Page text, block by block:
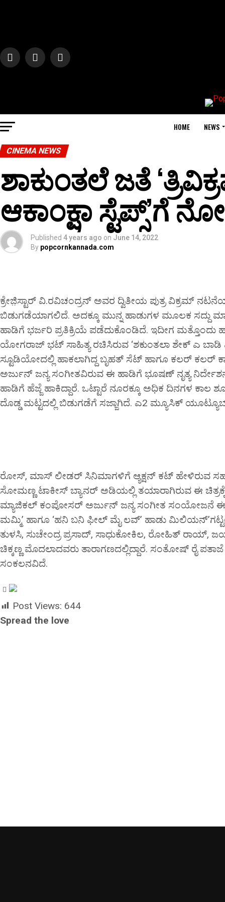
HOME NEWS
CINEMA NEWS
ಶಾಕುಂತಲೆ ಜತೆ
ಆಕಾಂಕ್ಷಾ ಸ್ಟೆಪ್ಸ್’ಗೆ
Published 4 years ago on June 14, 2022
By popcornkannada.com
ಕ್ರೇಜಿ಼ಸ್ಟಾರ್ ವಿ.ರವಿಚಂದ್ರನ್ ಅವರ ದ್ವಿತೀಯ ಪುತ್ರ ವಿಕ್ರಮ್
ಬಿಡುಗಡೆಯಾಗಲಿದೆ. ಅದಕ್ಕೂ ಮುನ್ನ ಹಾಡುಗಳ ಮೂಲಕ ಸದ್ದು
ಹಾಡಿಗೆ ಭರ್ಜರಿ ಪ್ರತಿಕ್ರಿಯೆ ಪಡೆದುಕೊಂಡಿದೆ. ಇದೀಗ ಮತ್ತೊಂದು
ಯೋಗರಾಜ್ ಭಟ್ ಸಾಹಿತ್ಯ ರಚಿಸಿರುವ ‘ಶಕುಂತಲಾ ಶೇಕ್ ಎ
ಸ್ಟೂಡಿಯೋದಲ್ಲಿ ಹಾಕಲಾಗಿದ್ದ ಬೃಹತ್ ಸೆಟ್ ಹಾಗೂ ಕಲರ್ ಕಲರ್
ಅರ್ಜುನ್ ಜನ್ಯ ಸಂಗೀತವಿರುವ ಈ ಹಾಡಿಗೆ ಭೂಷಣ್ ನೃತ್ಯ
ಹಾಡಿಗೆ ಹೆಜ್ಜೆ ಹಾಕಿದ್ದಾರೆ. ಒಟ್ಟಾರೆ ನೂರಕ್ಕೂ ಅಧಿಕ ದಿನಗಳ
ದೊಡ್ಡ ಮಟ್ಟದಲ್ಲಿ ಬಿಡುಗಡೆಗೆ ಸಜ್ಜಾಗಿದೆ. ಎ2 ಮ್ಯೂಸಿಕ್
ರೋಸ್, ಮಾಸ್ ಲೀಡರ್ ಸಿನಿಮಾಗಳಿಗೆ ಆ್ಯಕ್ಷನ್ ಕಟ್ ಹೇಳಿರುವ
ಸೋಮಣ್ಣ ಟಾಕೀಸ್ ಬ್ಯಾನರ್ ಅಡಿಯಲ್ಲಿ ತಯಾರಾಗಿರುವ ಈ
ಮ್ಯಾಜಿಕಲ್ ಕಂಪೋಸರ್ ಅರ್ಜುನ್ ಜನ್ಯ ಸಂಗೀತ ಸಂಯೋಜನೆ ಈ
ಮಮ್ಮಿ’ ಹಾಗೂ ‘ಹನಿ ಬನಿ ಫೀಲ್ ಮೈ ಲವ್’ ಹಾಡು
ತುಳಸಿ, ಸುಚೇಂದ್ರ ಪ್ರಸಾದ್, ಸಾಧುಕೋಕಿಲ, ರೋಹಿತ್ ರಾಯ್,
ಚಿಕ್ಕಣ್ಣ ಮೊದಲಾದವರು ತಾರಾಗಣದಲ್ಲಿದ್ದಾರೆ. ಸಂತೋಷ್ ರೈ
ಸಂಕಲನವಿದೆ.
Post Views: 644
Spread the love